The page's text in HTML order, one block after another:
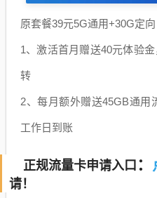
原套餐39元5G通用+30G定向
1、激活首月赠送40元体验
转
2、每月额外赠送45GB通用
工作日到账
正规流量卡申请入口 ：
请！